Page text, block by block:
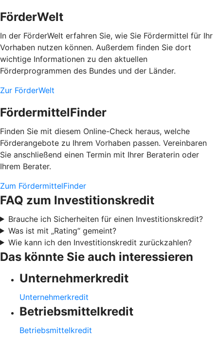
FörderWelt
In der FörderWelt erfahren Sie, wie Sie Fördermittel für Ihr
Vorhaben nutzen können. Außerdem finden Sie dort
wichtige Informationen zu den aktuellen
Förderprogrammen des Bundes und der Länder.
Zur FörderWelt
FördermittelFinder
Finden Sie mit diesem Online-Check heraus, welche
Förderangebote zu Ihrem Vorhaben passen. Vereinbaren
Sie anschließend einen Termin mit Ihrer Beraterin oder
Ihrem Berater.
Zum FördermittelFinder
FAQ zum Investitionskredit
Brauche ich Sicherheiten für einen Investitionskredit?
Was ist mit „Rating“ gemeint?
Wie kann ich den Investitionskredit zurückzahlen?
Das könnte Sie auch interessieren
Unternehmerkredit
Unternehmerkredit
Betriebsmittelkredit
Betriebsmittelkredit